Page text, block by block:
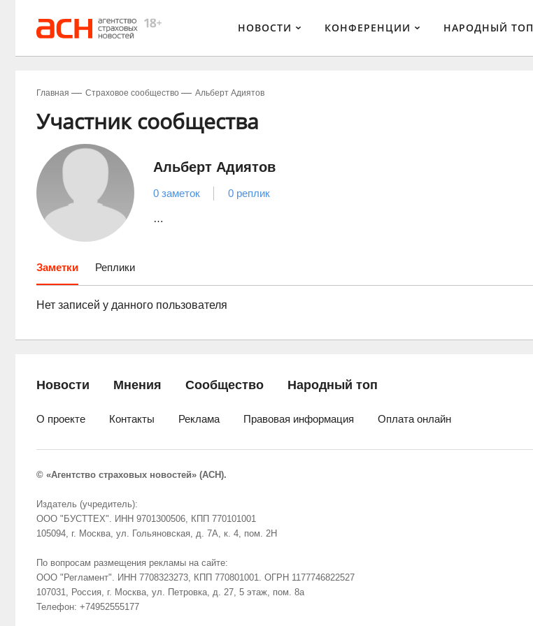
НОВОСТИ КОНФЕРЕНЦИИ НАРОДНЫЙ ТОП
Главная Страховое сообщество Альберт Адиятов
Участник сообщества
Альберт Адиятов
0 заметок 0 реплик
…
Заметки Реплики
Нет записей у данного пользователя
Новости Мнения Сообщество Народный топ
О проекте Контакты Реклама Правовая информация Оплата онлайн
© «Агентство страховых новостей» (АСН).
Издатель (учредитель):
ООО "БУСТТЕХ". ИНН 9701300506, КПП 770101001
105094, г. Москва, ул. Гольяновская, д. 7А, к. 4, пом. 2Н
По вопросам размещения рекламы на сайте:
ООО "Регламент". ИНН 7708323273, КПП 770801001. ОГРН 1177746822527
107031, Россия, г. Москва, ул. Петровка, д. 27, 5 этаж, пом. 8а
Телефон: +74952555177